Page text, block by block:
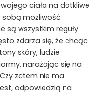
ciała na dotkliwe
sobą możliwość
są wszystkim reguły
zdarza się, że chcąc
skóry, ludzie
narażając się na
zatem nie ma
odpowiedzią na